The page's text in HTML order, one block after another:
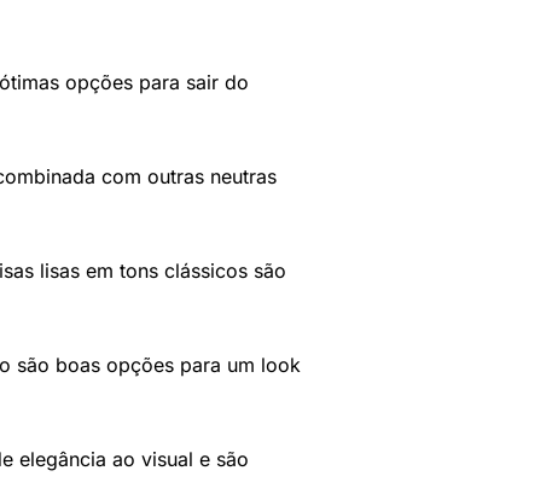
opções para sair do
com outras neutras
lisas em tons clássicos são
são boas opções para um look
elegância ao visual e são